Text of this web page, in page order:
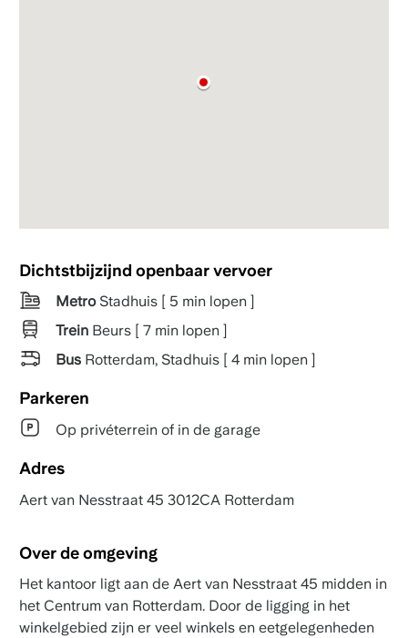
Dichtstbijzijnd openbaar vervoer
MetroStadhuis [ 5 min lopen ]
TreinBeurs [ 7 min lopen ]
BusRotterdam, Stadhuis [ 4 min lopen ]
Parkeren
Op privéterrein of in de garage
Adres
Aert van Nesstraat 45 3012CA Rotterdam
Over de omgeving
Het kantoor ligt aan de Aert van Nesstraat 45 midden in
het Centrum van Rotterdam. Door de ligging in het
winkelgebied zijn er veel winkels en eetgelegenheden